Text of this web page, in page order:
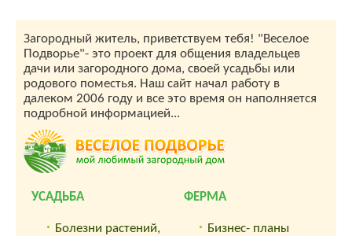
Загородный житель, приветствуем тебя! "Веселое
Подворье"- это проект для общения владельцев
дачи или загородного дома, своей усадьбы или
родового поместья. Наш сайт начал работу в
далеком 2006 году и все это время он наполняется
подробной информацией...
УСАДЬБА
Болезни растений,
ФЕРМА
Бизнес- планы